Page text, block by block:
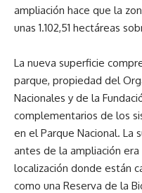
ampliación hace que la
unas 1.102,51 hectáreas
La nueva superficie
parque, propiedad del
Nacionales y de la
complementarios de los
en el Parque Nacional. La
antes de la ampliación era
localización donde están
como una Reserva de la